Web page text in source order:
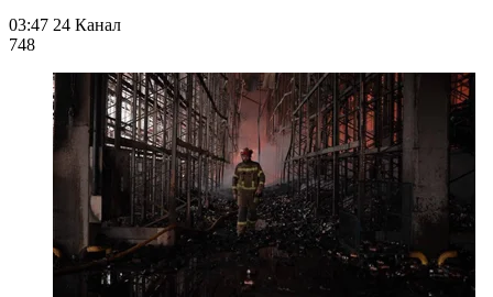
03:47 24 Канал
748